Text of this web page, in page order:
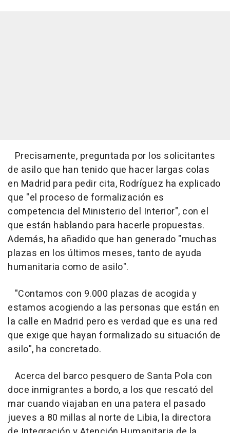
Precisamente, preguntada por los solicitantes
de asilo que han tenido que hacer largas colas
en Madrid para pedir cita, Rodríguez ha explicado
que "el proceso de formalización es
competencia del Ministerio del Interior", con el
que están hablando para hacerle propuestas.
Además, ha añadido que han generado "muchas
plazas en los últimos meses, tanto de ayuda
humanitaria como de asilo".
"Contamos con 9.000 plazas de acogida y
estamos acogiendo a las personas que están en
la calle en Madrid pero es verdad que es una red
que exige que hayan formalizado su situación de
asilo", ha concretado.
Acerca del barco pesquero de Santa Pola con
doce inmigrantes a bordo, a los que rescató del
mar cuando viajaban en una patera el pasado
jueves a 80 millas al norte de Libia, la directora